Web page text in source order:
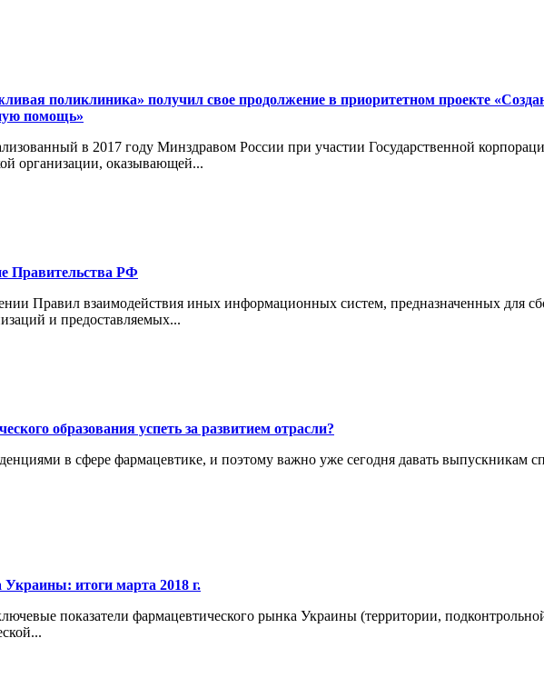
поликлиника» получил свое продолжение в приоритетном проекте
помощь»
в 2017 году Минздравом России при участии Государственной
организации, оказывающей...
Правительства РФ
Правил взаимодействия иных информационных систем, предназначенных для
и предоставляемых...
образования успеть за развитием отрасли?
в сфере фармацевтике, и поэтому важно уже сегодня давать выпускникам
итоги марта 2018 г.
показатели фармацевтического рынка Украины (территории,